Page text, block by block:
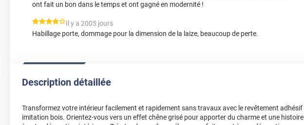
ont fait un bon dans le temps et ont gagné en modernité !
*****Il y a 2005 jours
Habillage porte, dommage pour la dimension de la laize, beaucoup de perte.
Description détaillée
Transformez votre intérieur facilement et rapidement sans travaux avec le revêtement adhésif
imitation bois. Orientez-vous vers un effet chêne grisé pour apporter du charme et une histoire